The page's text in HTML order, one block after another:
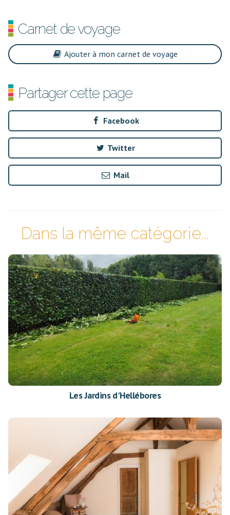
Carnet de voyage
Ajouter à mon carnet de voyage
Partager cette page
Facebook
Twitter
Mail
Dans la même catégorie...
Les Jardins d'Hellébores